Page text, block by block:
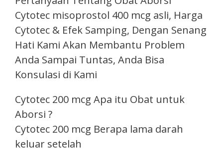
Cytotec misoprostol 400 mcg asli, Harga
Cytotec & Efek Samping, Dengan Senang
Hati Kami Akan Membantu Problem
Anda Sampai Tuntas, Anda Bisa
Konsulasi di Kami
Cytotec 200 mcg Apa itu Obat untuk
Aborsi ?
Cytotec 200 mcg Berapa lama darah
keluar setelah